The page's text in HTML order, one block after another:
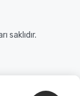
saklıdır.